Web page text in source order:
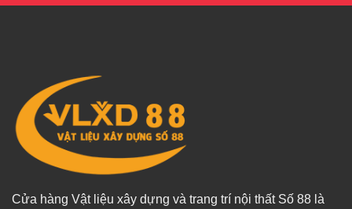
Cửa hàng Vật liệu xây dựng và trang trí nội thất Số 88 là